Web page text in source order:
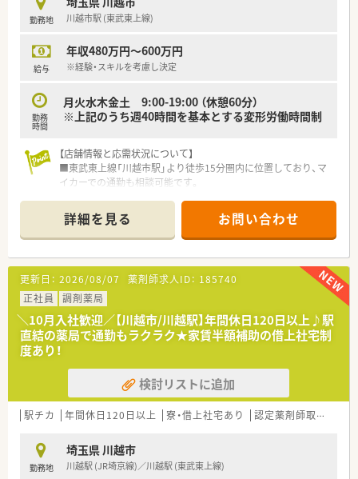
勤務地 川越市駅 (東武東上線)
給与
年収480万円～600万円
※経験・スキルを考慮し決定
勤務
時間
月火水木金土 9:00-19:00 （休憩60分）​
※上記のうち週40時間を基本とする変形労働時間制
【店舗情報と応需状況について】
■東武東上線「川越市駅」より徒歩15分圏内に位置しており、マ
イカーでの通勤も相談可能です。
科も受ける予定となっています。
■1日の処方箋枚数は平均130枚から150枚程度で、正社員2名と
事務2名で運営しています。
【法人特徴について】
■埼玉県および東京都内で11店舗の地域密着型調剤薬局を運営
している小規模チェーンです。
■MR出身の社長がドクターとの関係性を基に設立し、現在も自
ら営業を行い事業を拡大しています。
■施設在宅に非常に力を入れており、会社全体で現在12件の施
設在宅契約を受け持っています。
【想定されるモデル年収】
■一般薬剤師としての採用の場合、ご経験やスキルにより年収
480万円～600万円が想定されます。
モデル年収となります。
■複数店舗を兼務するラウンダーとして勤務する場合、年収600
万円～700万円も目指せます。
詳細を見る お問い合わせ
更新日： 2026/08/07 薬剤師求人ID： 185740
正社員
調剤薬局
＼10月入社歓迎／【川越市/川越駅】年間休日120日以上♪駅
直結の薬局で通勤もラクラク★家賃半額補助の借上社宅制
度あり！
検討リストに追加
駅チカ 年間休日120日以上 寮・借上社宅あり 認定薬剤師取得支援あり
勤務地
埼玉県 川越市
川越駅 (JR埼京線)／川越駅 (東武東上線)